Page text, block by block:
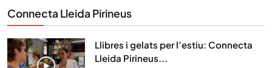
Connecta Lleida Pirineus
Llibres i gelats per l’estiu: Connecta
Lleida Pirineus...